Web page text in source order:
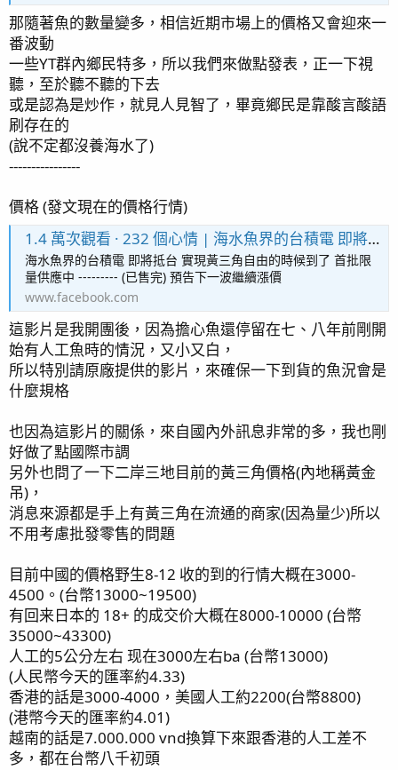
那隨著魚的數量變多，相信近期市場上的價格又會迎來一
番波動
一些YT群內鄉民特多，所以我們來做點發表，正一下視
聽，至於聽不聽的下去
或是認為是炒作，就見人見智了，畢竟鄉民是靠酸言酸語
刷存在的
(說不定都沒養海水了)
----------------
價格 (發文現在的價格行情)
1.4 萬次觀看 · 232 個心情 | 海水魚界的台積電 即將抵台 實現黃三角自由的時候到了 首批限量供應中 --------- (已售完) 預告下一波繼續漲價 | 陳信安
海水魚界的台積電 即將抵台 實現黃三角自由的時候到了 首批限
量供應中 --------- (已售完) 預告下一波繼續漲價
www.facebook.com
這影片是我開團後，因為擔心魚還停留在七、八年前剛開
始有人工魚時的情況，又小又白，
所以特別請原廠提供的影片，來確保一下到貨的魚況會是
什麼規格
也因為這影片的關係，來自國內外訊息非常的多，我也剛
好做了點國際市調
另外也問了一下二岸三地目前的黃三角價格(內地稱黃金
吊)，
消息來源都是手上有黃三角在流通的商家(因為量少)所以
不用考慮批發零售的問題
目前中國的價格野生8-12 收的到的行情大概在3000-
4500。(台幣13000~19500)
有回来日本的 18+ 的成交价大概在8000-10000 (台幣
35000~43300)
人工的5公分左右 现在3000左右ba (台幣13000)
(人民幣今天的匯率約4.33)
香港的話是3000-4000，美國人工約2200(台幣8800)
(港幣今天的匯率約4.01)
越南的話是7.000.000 vnd換算下來跟香港的人工差不
多，都在台幣八千初頭